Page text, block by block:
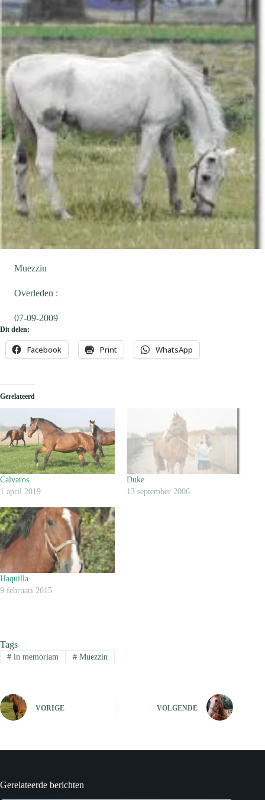
Muezzin
Overleden :
07-09-2009
Dit delen:
Facebook Print WhatsApp
Gerelateerd
Calvaros
1 april 2019
Duke
13 september 2006
Haquilla
9 februari 2015
Tags
#in memoriam #Muezzin
VORIGE VOLGENDE
Gerelateerde berichten